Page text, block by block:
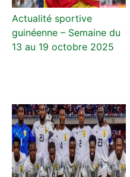
Actualité sportive
guinéenne – Semaine du
13 au 19 octobre 2025